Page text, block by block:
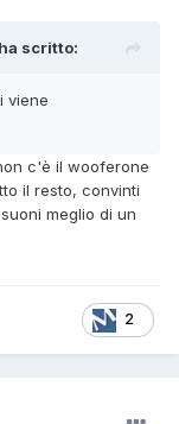
scritto:
viene
c'è il wooferone
il resto, convinti
meglio di un
2